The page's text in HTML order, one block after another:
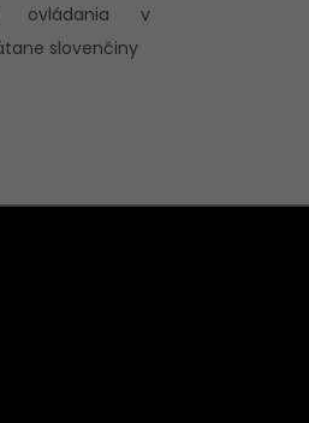
ovládania v
slovenčiny